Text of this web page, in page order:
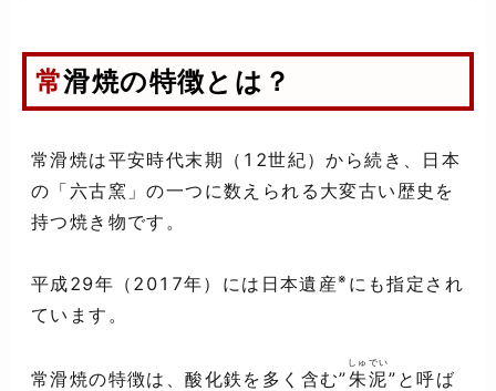
常滑焼の特徴とは？
常滑焼は平安時代末期（12世紀）から続き、日本
の「六古窯」の一つに数えられる大変古い歴史を
持つ焼き物です。
平成29年（2017年）には日本遺産※ にも指定され
ています。
常滑焼の特徴は、酸化鉄を多く含む”朱泥
しゅでい
”と呼ば